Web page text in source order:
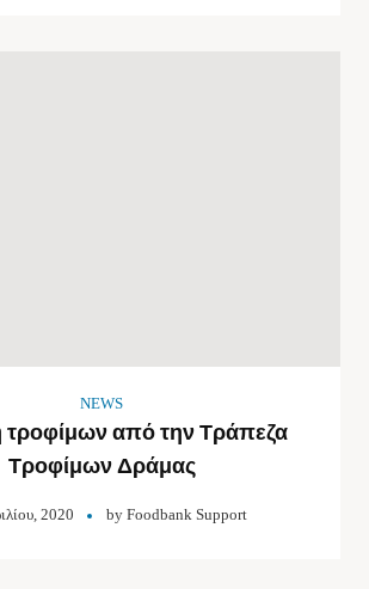
NEWS
τροφίμων από την Τράπεζα
Τροφίμων Δράμας
2020 by Foodbank Support